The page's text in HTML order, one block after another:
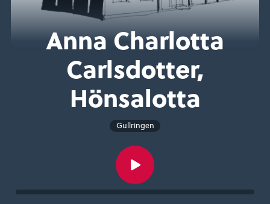
Anna Charlotta
Carlsdotter,
Hönsalotta
Gullringen